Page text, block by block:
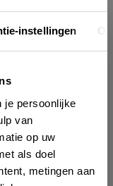
instellingen
je persoonlijke
van
op uw
als doel
metingen aan
zijn
adressen
Meld